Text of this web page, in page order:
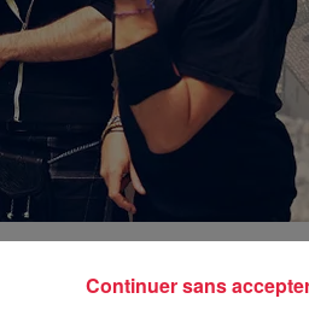
Continuer sans